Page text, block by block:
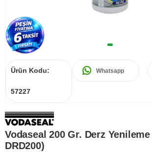
Ürün Kodu:
57227
Whatsapp
Vodaseal 200 Gr. Derz
DRD200)